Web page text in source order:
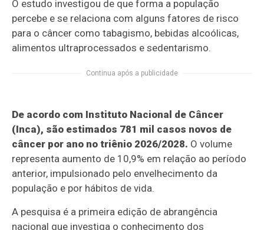
O estudo investigou de que forma a população
percebe e se relaciona com alguns fatores de risco
para o câncer como tabagismo, bebidas alcoólicas,
alimentos ultraprocessados e sedentarismo.
Continua após a publicidade
De acordo com Instituto Nacional de Câncer
(Inca), são estimados 781 mil casos novos de
câncer por ano no triênio 2026/2028. O volume
representa aumento de 10,9% em relação ao período
anterior, impulsionado pelo envelhecimento da
população e por hábitos de vida.
A pesquisa é a primeira edição de abrangência
nacional que investiga o conhecimento dos